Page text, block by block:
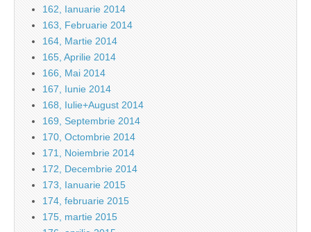
162, Ianuarie 2014
163, Februarie 2014
164, Martie 2014
165, Aprilie 2014
166, Mai 2014
167, Iunie 2014
168, Iulie+August 2014
169, Septembrie 2014
170, Octombrie 2014
171, Noiembrie 2014
172, Decembrie 2014
173, Ianuarie 2015
174, februarie 2015
175, martie 2015